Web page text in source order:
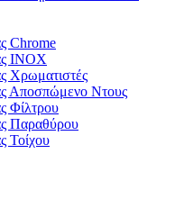
Chrome
INOX
Χρωματιστές
Αποσπώμενο Ντους
Φίλτρου
Παραθύρου
Τοίχου